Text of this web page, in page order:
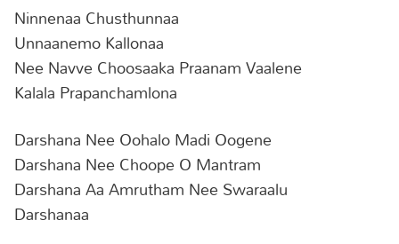
Ninnenaa Chusthunnaa
Unnaanemo Kallonaa
Nee Navve Choosaaka Praanam Vaalene
Kalala Prapanchamlona
Darshana Nee Oohalo Madi Oogene
Darshana Nee Choope O Mantram
Darshana Aa Amrutham Nee Swaraalu
Darshanaa